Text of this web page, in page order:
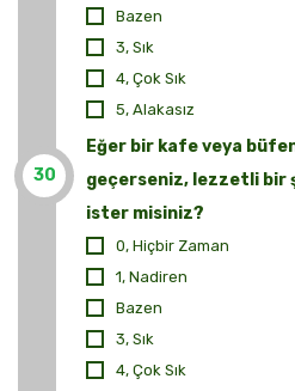
Bazen
3, Sık
4, Çok Sık
5, Alakasız
30
Eğer bir kafe veya
geçerseniz, lezzetli bir
ister misiniz?
0, Hiçbir Zaman
1, Nadiren
Bazen
3, Sık
4, Çok Sık